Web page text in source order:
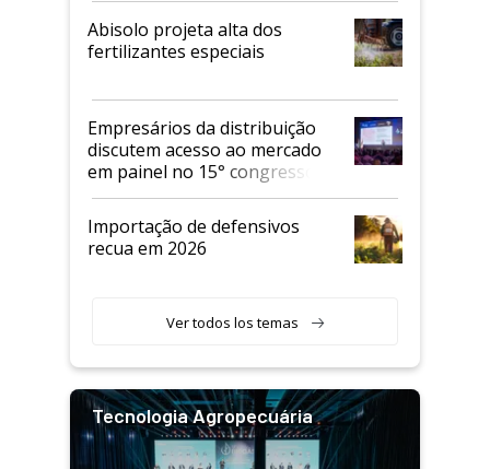
Abisolo projeta alta dos
fertilizantes especiais
Empresários da distribuição
discutem acesso ao mercado
em painel no 15° congresso
Andav
Importação de defensivos
recua em 2026
Ver todos los temas
Tecnologia Agropecuária